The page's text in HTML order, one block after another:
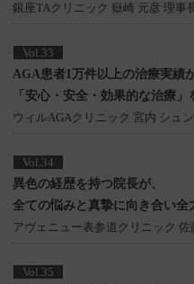
銀座TAクリニック 嶽崎 元彦 理事
Vol.33
AGA患者1万件以上の治療実績
「安心・安全・効果的な治療
ウィルAGAクリニック 宮内 シュ
Vol.34
異色の経歴を持つ院長が、
全ての悩みと真摯に向き合い全
アヴェニュー表参道クリニック 佐
Vol.35